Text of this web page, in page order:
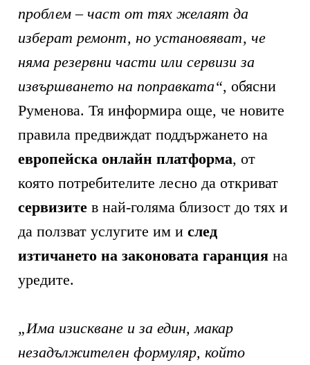
проблем – част от тях желаят да
изберат ремонт, но установяват, че
няма резервни части или сервизи за
извършването на поправката“, обясни
Руменова. Тя информира още, че новите
правила предвиждат поддържането на
европейска онлайн платформа, от
която потребителите лесно да откриват
сервизитев най-голяма близост до тях и
да ползват услугите им ислед
изтичането на законовата гаранция на
уредите.
„Има изискване и за един, макар
незадължителен формуляр, който